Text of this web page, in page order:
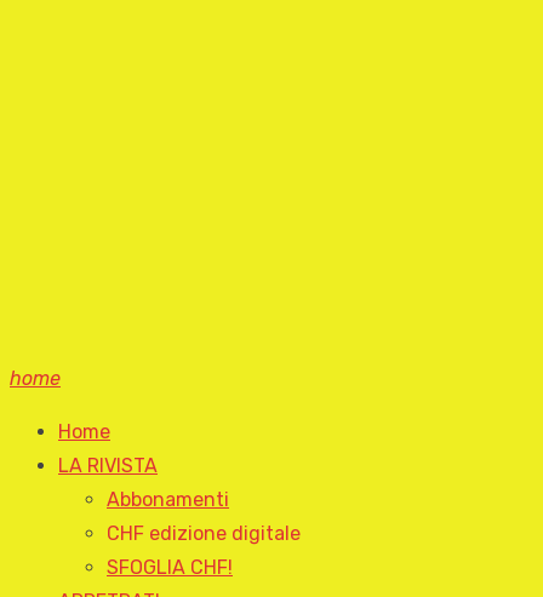
home
Home
LA RIVISTA
Abbonamenti
CHF edizione digitale
SFOGLIA CHF!